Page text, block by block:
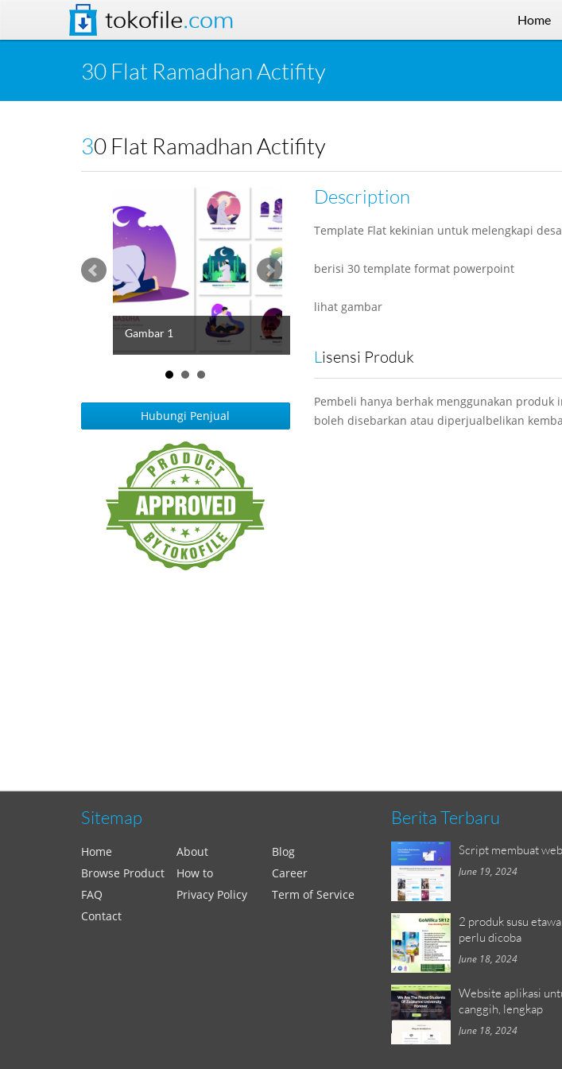
tokofile.com Home
30 Flat Ramadhan Actifity
30 Flat Ramadhan Actifity
Gambar 1
Hubungi Penjual
Description
Template Flat kekinian untuk melengkapi
berisi 30 template format powerpoint
lihat gambar
Lisensi Produk
Pembeli hanya berhak menggunakan
boleh disebarkan atau diperjualbelikan
Sitemap
Home About
Blog
Browse Product
How to
Career
FAQ
Privacy Policy
Term of Service
Contact
Berita Terbaru
Script membuat
June 19, 2024
2 produk susu
perlu dicoba
June 18, 2024
Website aplikasi
canggih, lengkap
June 18, 2024